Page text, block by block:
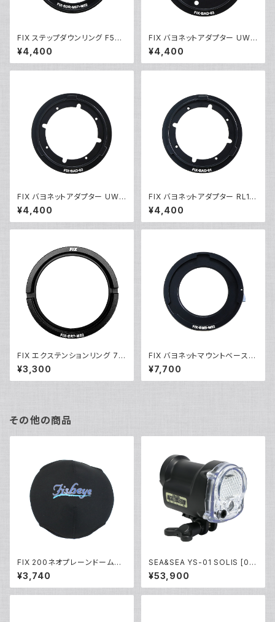
FIX ステップダウンリング F52-
M67 [21741]
¥4,400
FIX バヨネットアダプター UWL
28 [21740]
¥4,400
FIX バヨネットアダプター UWL
24 [21739]
¥4,400
FIX バヨネットアダプター RL15
00 [21738]
¥4,400
FIX エクステンションリング 7-
M52 [21728]
¥3,300
FIX バヨネットマウントベース
M52 [21737]
¥7,700
その他の商品
FIX 200ネオプレーンドームカ
バーII [21490]
¥3,740
SEA&SEA YS-01 SOLIS [03
124]
¥53,900